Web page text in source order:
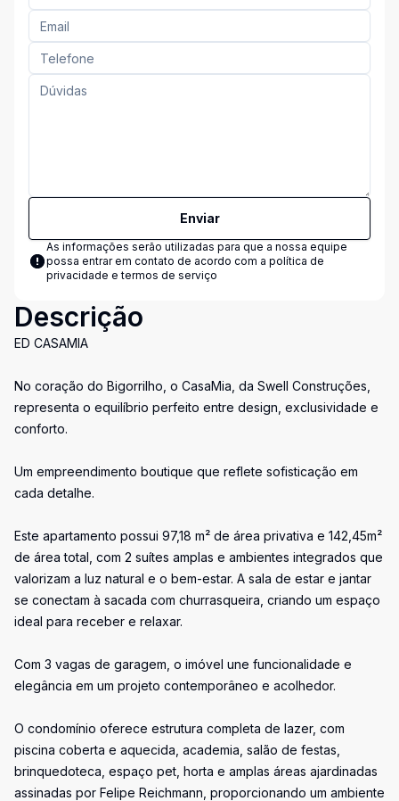
Enviar
As informações serão utilizadas para que a nossa equipe
possa entrar em contato de acordo com a política de
privacidade e termos de serviço
Descrição
ED CASAMIA
No coração do Bigorrilho, o CasaMia, da Swell Construções,
representa o equilíbrio perfeito entre design, exclusividade e
conforto.
Um empreendimento boutique que reflete sofisticação em
cada detalhe.
Este apartamento possui 97,18 m² de área privativa e 142,45m²
de área total, com 2 suítes amplas e ambientes integrados que
valorizam a luz natural e o bem-estar. A sala de estar e jantar
se conectam à sacada com churrasqueira, criando um espaço
ideal para receber e relaxar.
Com 3 vagas de garagem, o imóvel une funcionalidade e
elegância em um projeto contemporâneo e acolhedor.
O condomínio oferece estrutura completa de lazer, com
piscina coberta e aquecida, academia, salão de festas,
brinquedoteca, espaço pet, horta e amplas áreas ajardinadas
assinadas por Felipe Reichmann, proporcionando um ambiente